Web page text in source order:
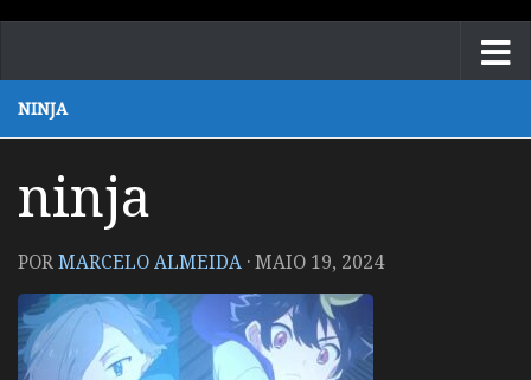
NINJA
ninja
PORMARCELO ALMEIDA ·MAIO 19, 2024